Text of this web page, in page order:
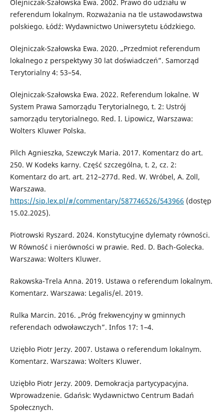
Olejniczak-Szałowska Ewa. 2002. Prawo do udziału w
referendum lokalnym. Rozważania na tle ustawodawstwa
polskiego. Łódź: Wydawnictwo Uniwersytetu Łódzkiego.
Olejniczak-Szałowska Ewa. 2020. „Przedmiot referendum
lokalnego z perspektywy 30 lat doświadczeń”. Samorząd
Terytorialny 4: 53–54.
Olejniczak-Szałowska Ewa. 2022. Referendum lokalne. W
System Prawa Samorządu Terytorialnego, t. 2: Ustrój
samorządu terytorialnego. Red. I. Lipowicz, Warszawa:
Wolters Kluwer Polska.
Pilch Agnieszka, Szewczyk Maria. 2017. Komentarz do art.
250. W Kodeks karny. Część szczególna, t. 2, cz. 2:
Komentarz do art. art. 212–277d. Red. W. Wróbel, A. Zoll,
Warszawa.
https://sip.lex.pl/#/commentary/587746526/543966 (dostęp
15.02.2025).
Piotrowski Ryszard. 2024. Konstytucyjne dylematy równości.
W Równość i nierówności w prawie. Red. D. Bach-Golecka.
Warszawa: Wolters Kluwer.
Rakowska-Trela Anna. 2019. Ustawa o referendum lokalnym.
Komentarz. Warszawa: Legalis/el. 2019.
Rulka Marcin. 2016. „Próg frekwencyjny w gminnych
referendach odwoławczych”. Infos 17: 1–4.
Uziębło Piotr Jerzy. 2007. Ustawa o referendum lokalnym.
Komentarz. Warszawa: Wolters Kluwer.
Uziębło Piotr Jerzy. 2009. Demokracja partycypacyjna.
Wprowadzenie. Gdańsk: Wydawnictwo Centrum Badań
Społecznych.